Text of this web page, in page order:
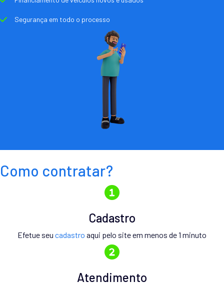
Segurança em todo o processo
Como contratar?
Cadastro
Efetue seu cadastro aqui pelo site em menos de 1 minuto
Atendimento